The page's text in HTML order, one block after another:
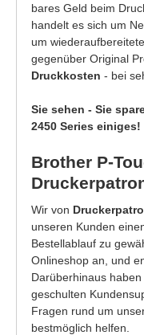
bares Geld beim
handelt es sich um
um
gegenüber Original
Druckkosten - bei
Sie sehen - Sie
2450 Series einiges!
Brother P-
Wir von
unseren Kunden
Bestellablauf zu
Onlineshop an, und
Darüberhinaus
geschulten
Fragen rund um
bestmöglich helfen.